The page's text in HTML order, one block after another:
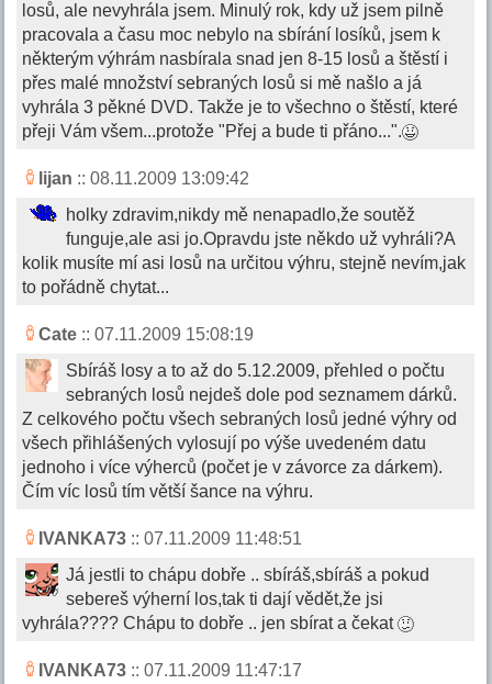
losů, ale nevyhrála jsem. Minulý rok, kdy už jsem pilně
pracovala a času moc nebylo na sbírání losíků, jsem k
některým výhrám nasbírala snad jen 8-15 losů a štěstí i
přes malé množství sebraných losů si mě našlo a já
vyhrála 3 pěkné DVD. Takže je to všechno o štěstí, které
přeji Vám všem...protože "Přej a bude ti přáno...".
lijan :: 08.11.2009 13:09:42
holky zdravim,nikdy mě nenapadlo,že soutěž
funguje,ale asi jo.Opravdu jste někdo už vyhráli?A
kolik musíte mí asi losů na určitou výhru, stejně nevím,jak
to pořádně chytat...
Cate :: 07.11.2009 15:08:19
Sbíráš losy a to až do 5.12.2009, přehled o počtu
sebraných losů nejdeš dole pod seznamem dárků.
Z celkového počtu všech sebraných losů jedné výhry od
všech přihlášených vylosují po výše uvedeném datu
jednoho i více výherců (počet je v závorce za dárkem).
Čím víc losů tím větší šance na výhru.
IVANKA73 :: 07.11.2009 11:48:51
Já jestli to chápu dobře .. sbíráš,sbíráš a pokud
sebereš výherní los,tak ti dají vědět,že jsi
vyhrála???? Chápu to dobře .. jen sbírat a čekat
IVANKA73 :: 07.11.2009 11:47:17